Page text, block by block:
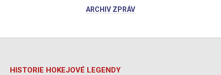
ARCHIV ZPRÁV
HISTORIE HOKEJOVÉ LEGENDY